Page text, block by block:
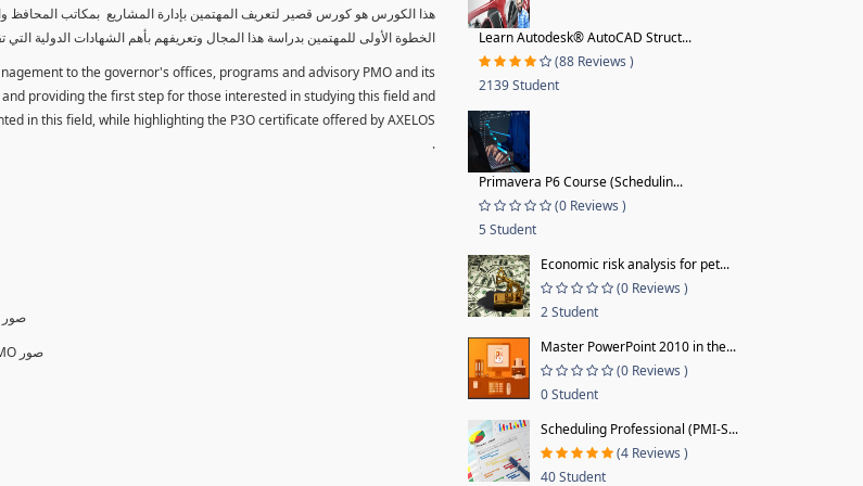
الخطوة الأولى للمهتمين بدراسة هذا المجال وتعريفهم بأهم الشهادات الدولية
to the governor's offices, programs and advisory PMO and its
providing the first step for those interested in studying this field and
in this field, while highlighting the P3O certificate offered by AXELOS
.
PMO Variant Forms & Standards in PMI في معهد المشروعات الأمريكي PMO صور
PMO Variant Forms & Standards in AXELOS في معهد أكسليوس البريطاني PMO صور
Learn Autodesk® AutoCAD Struct...
(88 Reviews )
2139 Student
Primavera P6 Course (Schedulin...
(0 Reviews )
5 Student
Economic risk analysis for pet...
(0 Reviews )
2 Student
Master PowerPoint 2010 in the...
(0 Reviews )
0 Student
Scheduling Professional (PMI-S...
(4 Reviews )
40 Student